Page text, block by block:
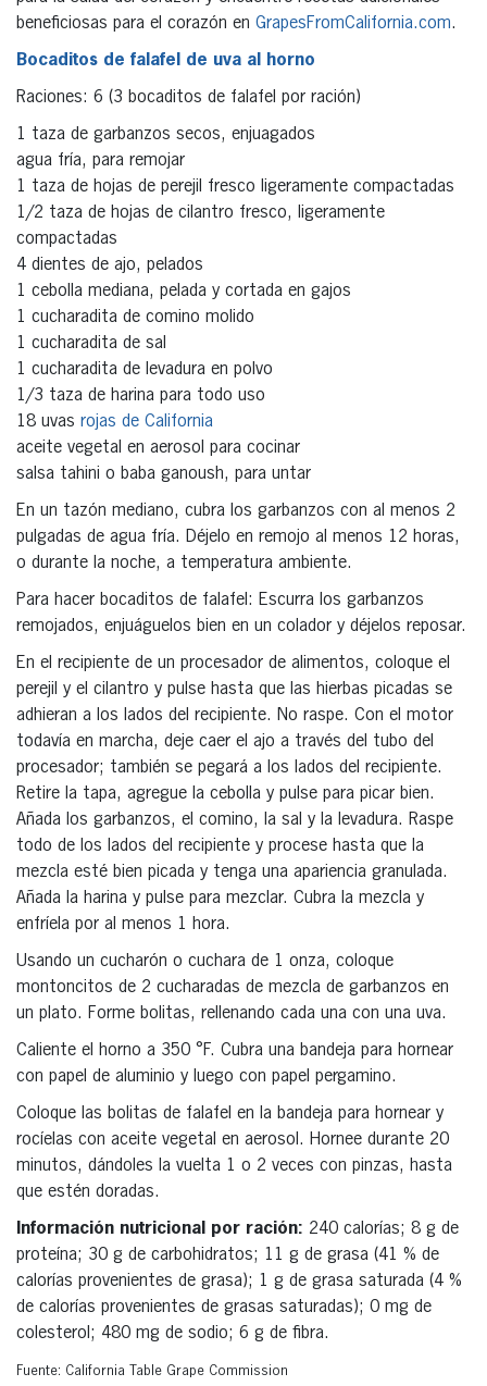
beneficiosas para el corazón en GrapesFromCalifornia.com.
Bocaditos de falafel de uva al horno
Raciones: 6 (3 bocaditos de falafel por ración)
1 taza de garbanzos secos, enjuagados
agua fría, para remojar
1 taza de hojas de perejil fresco ligeramente compactadas
1/2 taza de hojas de cilantro fresco, ligeramente
compactadas
4 dientes de ajo, pelados
1 cebolla mediana, pelada y cortada en gajos
1 cucharadita de comino molido
1 cucharadita de sal
1 cucharadita de levadura en polvo
1/3 taza de harina para todo uso
18 uvas rojas de California
aceite vegetal en aerosol para cocinar
salsa tahini o baba ganoush, para untar
En un tazón mediano, cubra los garbanzos con al menos 2
pulgadas de agua fría. Déjelo en remojo al menos 12 horas,
o durante la noche, a temperatura ambiente.
Para hacer bocaditos de falafel: Escurra los garbanzos
remojados, enjuáguelos bien en un colador y déjelos reposar.
En el recipiente de un procesador de alimentos, coloque el
perejil y el cilantro y pulse hasta que las hierbas picadas se
adhieran a los lados del recipiente. No raspe. Con el motor
todavía en marcha, deje caer el ajo a través del tubo del
procesador; también se pegará a los lados del recipiente.
Retire la tapa, agregue la cebolla y pulse para picar bien.
Añada los garbanzos, el comino, la sal y la levadura. Raspe
todo de los lados del recipiente y procese hasta que la
mezcla esté bien picada y tenga una apariencia granulada.
Añada la harina y pulse para mezclar. Cubra la mezcla y
enfríela por al menos 1 hora.
Usando un cucharón o cuchara de 1 onza, coloque
montoncitos de 2 cucharadas de mezcla de garbanzos en
un plato. Forme bolitas, rellenando cada una con una uva.
Caliente el horno a 350 °F. Cubra una bandeja para hornear
con papel de aluminio y luego con papel pergamino.
Coloque las bolitas de falafel en la bandeja para hornear y
rocíelas con aceite vegetal en aerosol. Hornee durante 20
minutos, dándoles la vuelta 1 o 2 veces con pinzas, hasta
que estén doradas.
Información nutricional por ración: 240 calorías; 8 g de
proteína; 30 g de carbohidratos; 11 g de grasa (41 % de
calorías provenientes de grasa); 1 g de grasa saturada (4 %
de calorías provenientes de grasas saturadas); 0 mg de
colesterol; 480 mg de sodio; 6 g de fibra.
Fuente: California Table Grape Commission